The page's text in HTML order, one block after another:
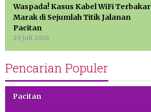
Waspada! Kasus Kabel WiFi Terbakar
Marak di Sejumlah Titik Jalanan
Pacitan
29 Juli 2026
Pencarian Populer
Pacitan